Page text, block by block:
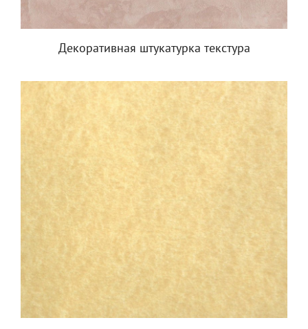
Декоративная штукатурка текстура